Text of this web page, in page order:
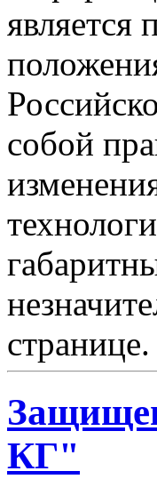
является
собой
странице.
КГ"